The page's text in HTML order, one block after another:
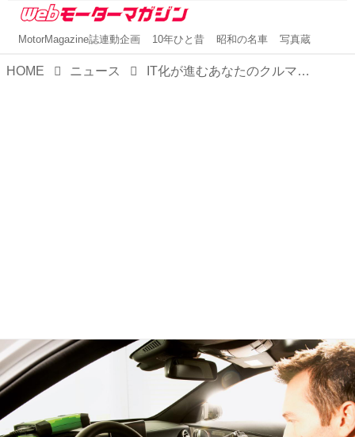
MotorMagazine誌連動企画 10年ひと昔 昭和の名車 写真蔵
HOME ニュース IT化が進むあなたのクルマ、点検時のセキュリティは大丈夫？【自動車整備に異変アリ】